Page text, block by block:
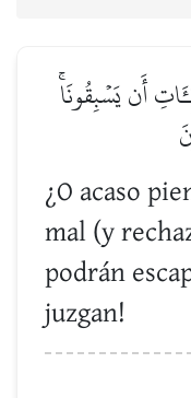
أَن يَسۡبِقُونَاۚ
¿O acaso
mal (y
podrán
juzgan!